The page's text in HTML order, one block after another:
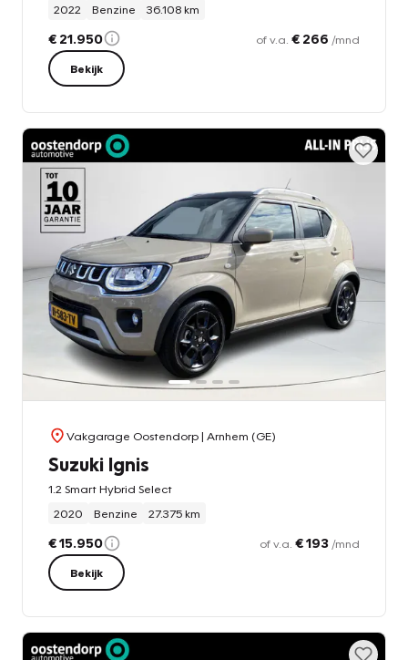
2022
Benzine 36.108 km
€ 21.950 of v.a. € 266 /mnd
Bekijk
Vakgarage Oostendorp| Arnhem (GE)
Suzuki Ignis
1.2 Smart Hybrid Select
2020
Benzine 27.375 km
€ 15.950 of v.a. € 193 /mnd
Bekijk